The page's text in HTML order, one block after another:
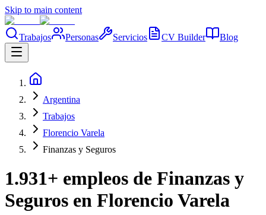
Skip to main content
Trabajos Personas Servicios CV Builder Blog
Argentina
Trabajos
Florencio Varela
Finanzas y Seguros
1.931+ empleos de Finanzas y
Seguros en Florencio Varela